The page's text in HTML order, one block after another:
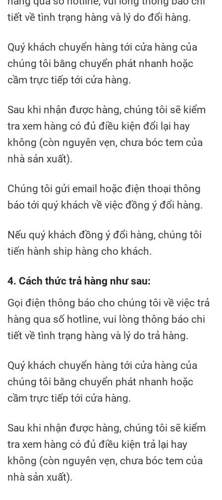
tiết về tình trạng hàng và lý do đổi hàng.
Quý khách chuyển hàng tới cửa hàng của
chúng tôi bằng chuyển phát nhanh hoặc
cầm trực tiếp tới cửa hàng.
Sau khi nhận được hàng, chúng tôi sẽ kiểm
tra xem hàng có đủ điều kiện đổi lại hay
không (còn nguyên vẹn, chưa bóc tem của
nhà sản xuất).
Chúng tôi gửi email hoặc điện thoại thông
báo tới quý khách về việc đồng ý đổi hàng.
Nếu quý khách đồng ý đổi hàng, chúng tôi
tiến hành ship hàng cho khách.
4. Cách thức trả hàng như sau:
Gọi điện thông báo cho chúng tôi về việc trả
hàng qua số hotline, vui lòng thông báo chi
tiết về tình trạng hàng và lý do trả hàng.
Quý khách chuyển hàng tới cửa hàng của
chúng tôi bằng chuyển phát nhanh hoặc
cầm trực tiếp tới cửa hàng.
Sau khi nhận được hàng, chúng tôi sẽ kiểm
tra xem hàng có đủ điều kiện trả lại hay
không (còn nguyên vẹn, chưa bóc tem của
nhà sản xuất).